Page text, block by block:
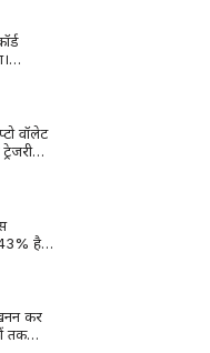
वॉलेट
है।
अंतर
कर
तक